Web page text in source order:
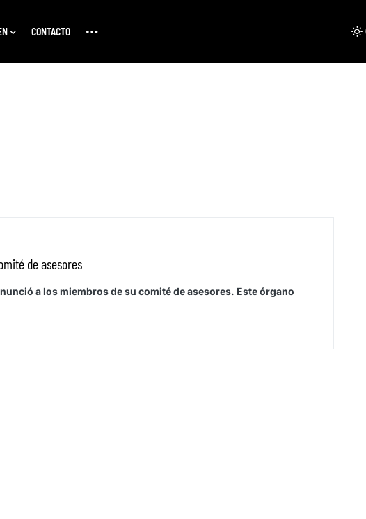
CONTACTO
de asesores
a los miembros de su comité de asesores. Este órgano